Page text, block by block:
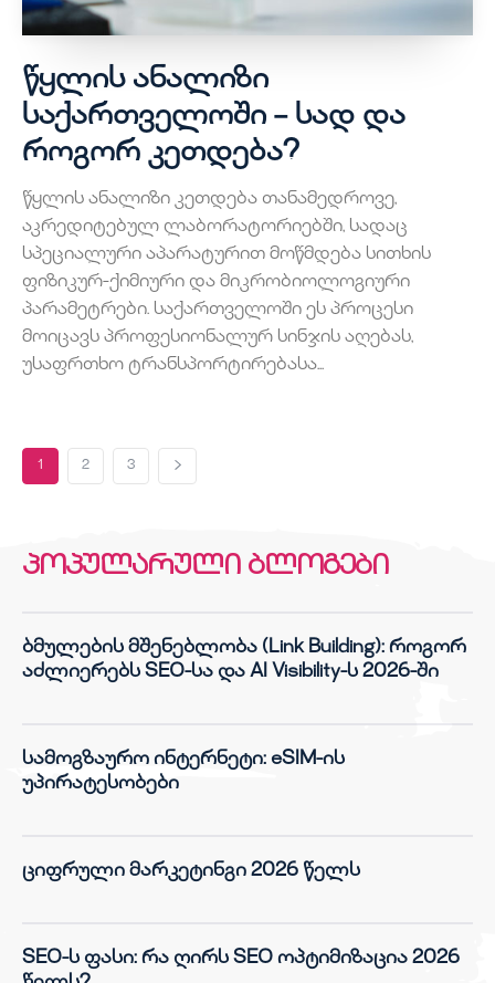
წყლის ანალიზი
საქართველოში – სად და
როგორ კეთდება?
წყლის ანალიზი კეთდება თანამედროვე,
აკრედიტებულ ლაბორატორიებში, სადაც
სპეციალური აპარატურით მოწმდება სითხის
ფიზიკურ-ქიმიური და მიკრობიოლოგიური
პარამეტრები. საქართველოში ეს პროცესი
მოიცავს პროფესიონალურ სინჯის აღებას,
უსაფრთხო ტრანსპორტირებასა...
1 2 3
პოპულარული ბლოგები
ბმულების მშენებლობა (Link Building): როგორ
აძლიერებს SEO-სა და AI Visibility-ს 2026-ში
სამოგზაურო ინტერნეტი: eSIM-ის
უპირატესობები
ციფრული მარკეტინგი 2026 წელს
SEO-ს ფასი: რა ღირს SEO ოპტიმიზაცია 2026